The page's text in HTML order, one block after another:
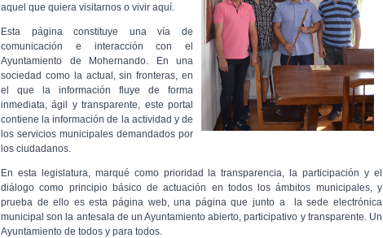
aquel que quiera visitarnos o vivir aquí.
Esta página constituye una vía de
comunicación e interacción con el
Ayuntamiento de Mohernando. En una
sociedad como la actual, sin fronteras, en
el que la información fluye de forma
inmediata, ágil y transparente, este portal
contiene la información de la actividad y de
los servicios municipales demandados por
los ciudadanos.
En esta legislatura, marqué como prioridad la transparencia, la participación y el
diálogo como principio básico de actuación en todos los ámbitos municipales, y
prueba de ello es esta página web, una página que junto a la sede electrónica
municipal son la antesala de un Ayuntamiento abierto, participativo y transparente. Un
Ayuntamiento de todos y para todos.